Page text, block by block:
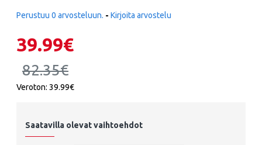
Perustuu 0 arvosteluun. - Kirjoita arvostelu
39.99€
82.35€
Veroton: 39.99€
Saatavilla olevat vaihtoehdot